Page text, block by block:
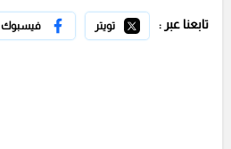
تابعنا عبر : تويتر فيسبوك